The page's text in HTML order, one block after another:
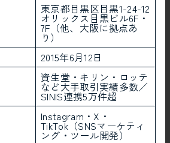
東京都目黒区目黒1-24-12
オリックス目黒ビル6F・
7F（他、大阪に拠点あ
り）
2015年6月12日
資生堂・キリン・ロッテ
など大手取引実績多数／
SINIS連携5万件超
Instagram・X・
TikTok（SNSマーケティ
ング・ツール開発）